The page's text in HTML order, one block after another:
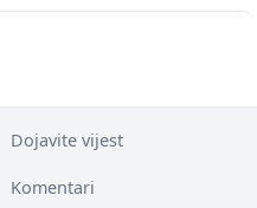
Dojavite vijest
Komentari